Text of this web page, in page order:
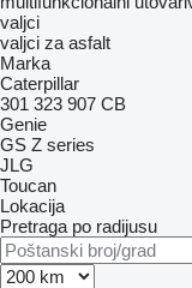
valjci
valjci za asfalt
Marka
Caterpillar
301 323 907 CB
Genie
GS Z series
JLG
Toucan
Lokacija
Pretraga po radijusu